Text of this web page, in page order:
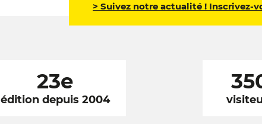
> Suivez notre actualité ! Inscrivez-
23e
édition depuis 2004